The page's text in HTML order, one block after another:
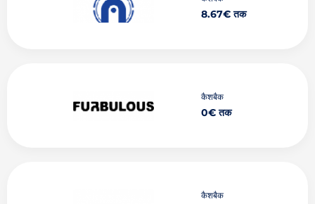
8.67€ तक
कैशबैक
0€ तक
कैशबैक